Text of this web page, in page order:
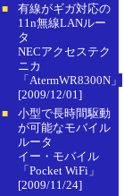
■
有線がギガ対応の
11n無線LANルー
タ
NECアクセステク
ニカ
「AtermWR8300N」
[2009/12/01]
■
小型で長時間駆動
が可能なモバイル
ルータ
イー・モバイル
「Pocket WiFi」
[2009/11/24]